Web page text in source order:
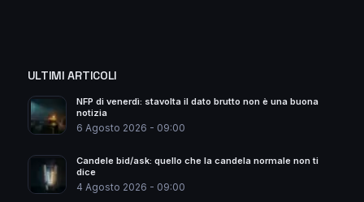
ULTIMI ARTICOLI
NFP di venerdì: stavolta il dato brutto non è una buona
notizia
6 Agosto 2026 - 09:00
Candele bid/ask: quello che la candela normale non ti
dice
4 Agosto 2026 - 09:00